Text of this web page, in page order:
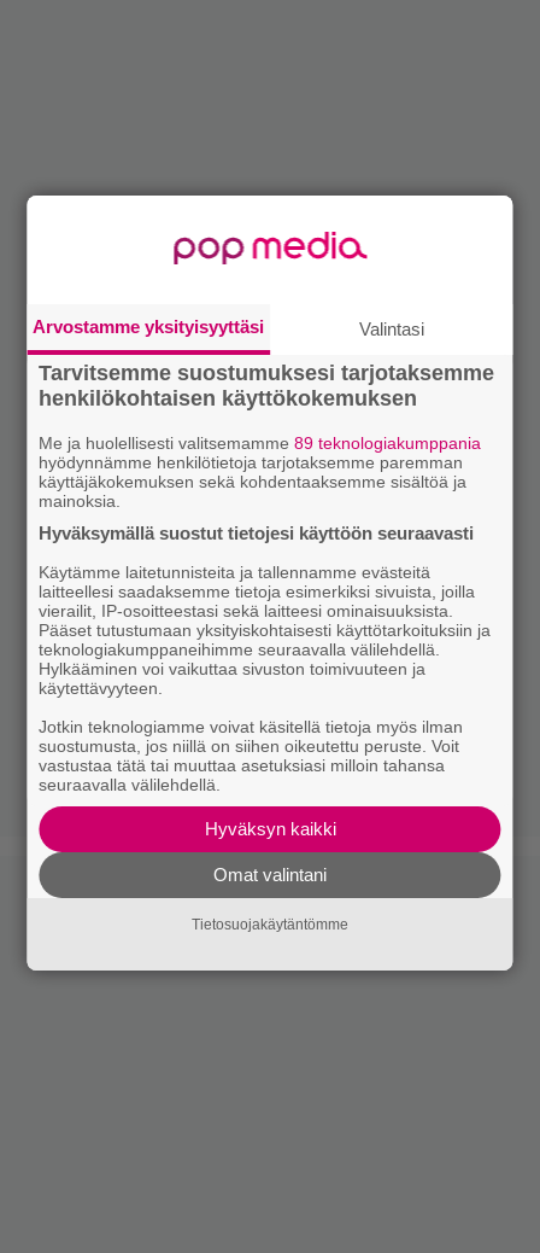
Arvostamme yksityisyyttäsi Valintasi
Tarvitsemme suostumuksesi tarjotaksemme
henkilökohtaisen käyttökokemuksen
Me ja huolellisesti valitsemamme89 teknologiakumppania
hyödynnämme henkilötietoja tarjotaksemme paremman
käyttäjäkokemuksen sekä kohdentaaksemme sisältöä ja
mainoksia.
Hyväksymällä suostut tietojesi käyttöön seuraavasti
Käytämme laitetunnisteita ja tallennamme evästeitä
laitteellesi saadaksemme tietoja esimerkiksi sivuista, joilla
vierailit, IP-osoitteestasi sekä laitteesi ominaisuuksista.
Pääset tutustumaan yksityiskohtaisesti käyttötarkoituksiin ja
teknologiakumppaneihimme seuraavalla välilehdellä.
Hylkääminen voi vaikuttaa sivuston toimivuuteen ja
käytettävyyteen.
Jotkin teknologiamme voivat käsitellä tietoja myös ilman
suostumusta, jos niillä on siihen oikeutettu peruste. Voit
vastustaa tätä tai muuttaa asetuksiasi milloin tahansa
seuraavalla välilehdellä.
Hyväksyn kaikki
Omat valintani
Tietosuojakäytäntömme